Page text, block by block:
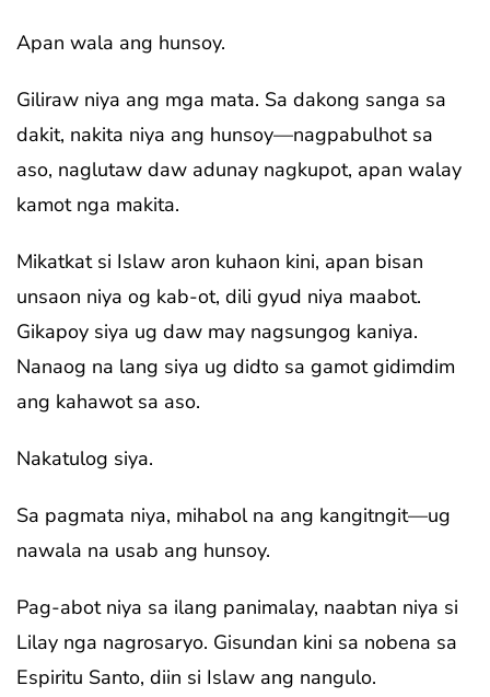
Apan wala ang hunsoy.
Giliraw niya ang mga mata. Sa dakong sanga sa
dakit, nakita niya ang hunsoy—nagpabulhot sa
aso, naglutaw daw adunay nagkupot, apan walay
kamot nga makita.
Mikatkat si Islaw aron kuhaon kini, apan bisan
unsaon niya og kab-ot, dili gyud niya maabot.
Gikapoy siya ug daw may nagsungog kaniya.
Nanaog na lang siya ug didto sa gamot gidimdim
ang kahawot sa aso.
Nakatulog siya.
Sa pagmata niya, mihabol na ang kangitngit—ug
nawala na usab ang hunsoy.
Pag-abot niya sa ilang panimalay, naabtan niya si
Lilay nga nagrosaryo. Gisundan kini sa nobena sa
Espiritu Santo, diin si Islaw ang nangulo.